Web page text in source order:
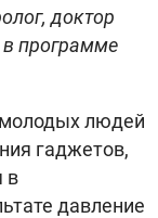
доктор
программе
людей
гаджетов,
в
давление